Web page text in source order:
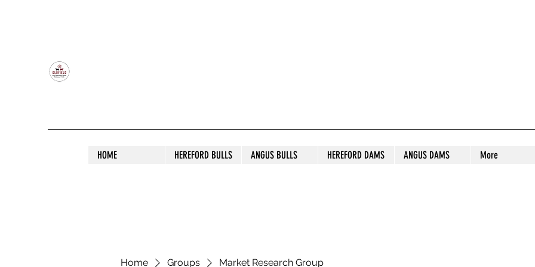
HOME HEREFORD BULLS ANGUS BULLS HEREFORD DAMS ANGUS DAMS More
Home Groups Market Research Group